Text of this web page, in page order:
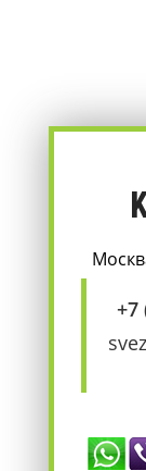
+7